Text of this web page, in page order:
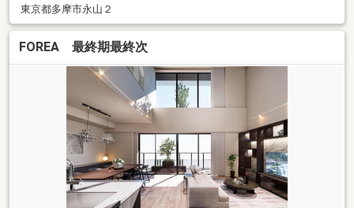
東京都多摩市永山２
FOREA 最終期最終次